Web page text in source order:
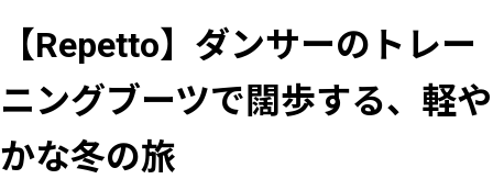
よくある質問
お問い合わせ
FOLLOW US
【Repetto】ダンサーのトレー
ニングブーツで闊歩する、軽や
かな冬の旅